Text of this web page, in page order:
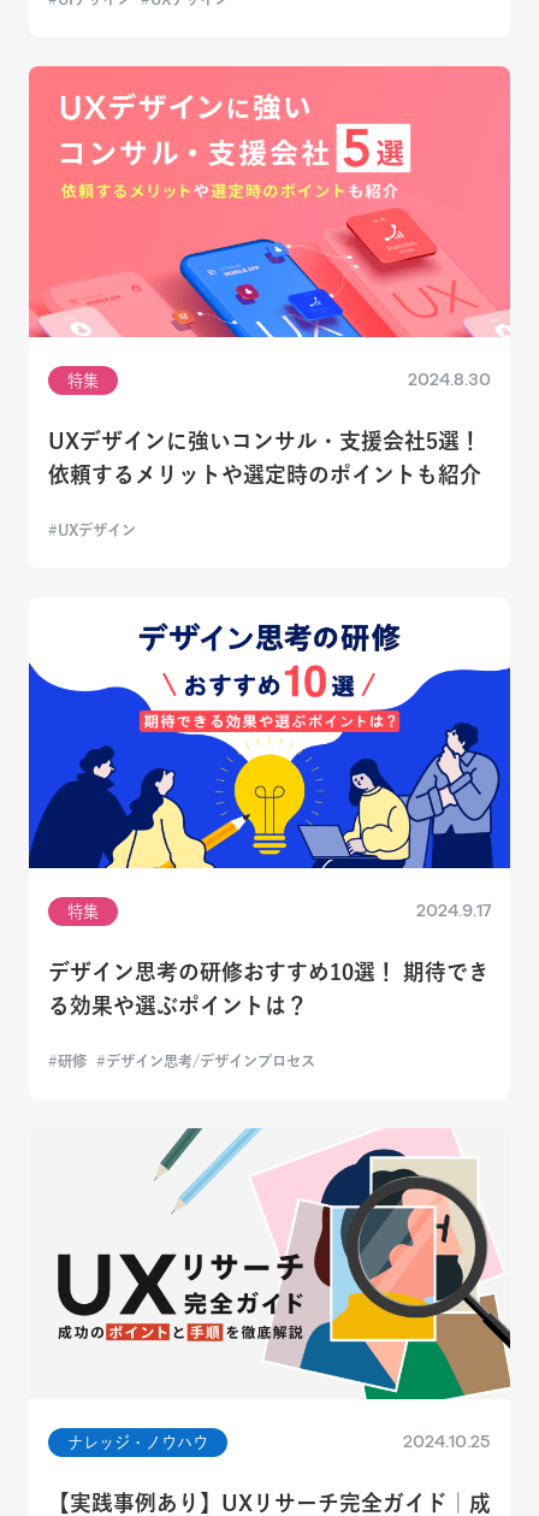
特集 2024.8.30
UXデザインに強いコンサル・支援会社5選！
依頼するメリットや選定時のポイントも紹介
UXデザイン
特集 2024.9.17
デザイン思考の研修おすすめ10選！ 期待でき
る効果や選ぶポイントは？
研修 デザイン思考/デザインプロセス
ナレッジ・ノウハウ 2024.10.25
【実践事例あり】UXリサーチ完全ガイド｜成